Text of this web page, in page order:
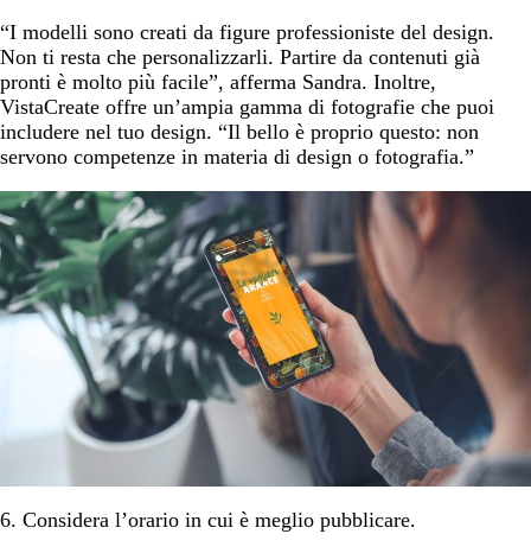
“I modelli sono creati da figure professioniste del design.
Non ti resta che personalizzarli. Partire da contenuti già
pronti è molto più facile”, afferma Sandra. Inoltre,
VistaCreate offre un’ampia gamma di fotografie che puoi
includere nel tuo design. “Il bello è proprio questo: non
servono competenze in materia di design o fotografia.”
6. Considera l’orario in cui è meglio pubblicare.